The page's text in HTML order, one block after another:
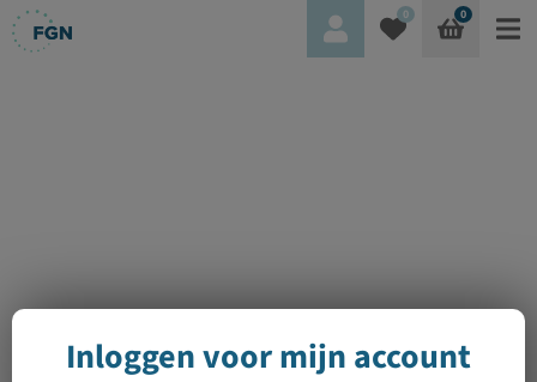
0 0
Inloggen voor mijn account